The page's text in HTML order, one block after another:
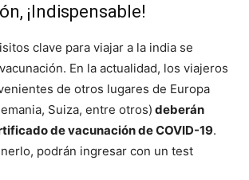
¡Indispensable!
clave para viajar a la india se
En la actualidad, los viajeros
de otros lugares de Europa
Suiza, entre otros) deberán
de vacunación de COVID-19.
podrán ingresar con un test